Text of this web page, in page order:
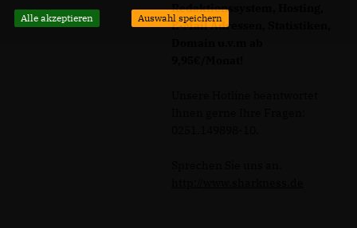
Redaktionssystem, Hosting,
E-Mail Adressen, Statistiken,
Alle akzeptieren Auswahl speichern